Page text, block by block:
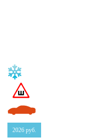
2026 руб.